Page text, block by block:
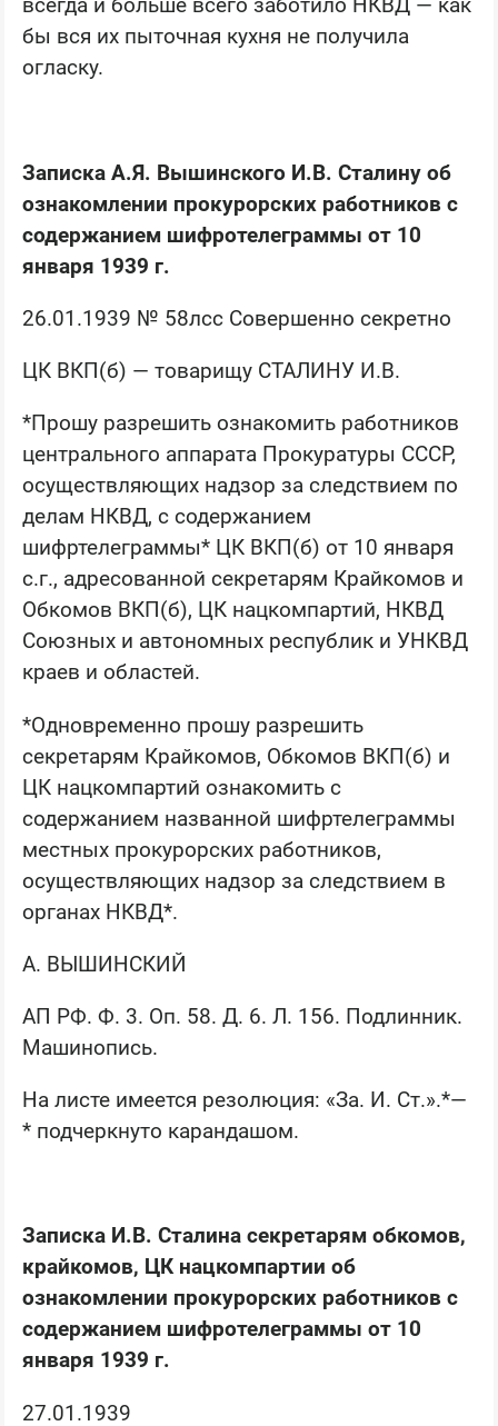
всегда и больше всего заботило НКВД — как
бы вся их пыточная кухня не получила
огласку.
Записка А.Я. Вышинского И.В. Сталину об
ознакомлении прокурорских работников с
содержанием шифротелеграммы от 10
января 1939 г.
26.01.1939 № 58лсс Совершенно секретно
ЦК ВКП(б) — товарищу СТАЛИНУ И.В.
*Прошу разрешить ознакомить работников
центрального аппарата Прокуратуры СССР,
осуществляющих надзор за следствием по
делам НКВД, с содержанием
шифртелеграммы* ЦК ВКП(б) от 10 января
с.г., адресованной секретарям Крайкомов и
Обкомов ВКП(б), ЦК нацкомпартий, НКВД
Союзных и автономных республик и УНКВД
краев и областей.
*Одновременно прошу разрешить
секретарям Крайкомов, Обкомов ВКП(б) и
ЦК нацкомпартий ознакомить с
содержанием названной шифртелеграммы
местных прокурорских работников,
осуществляющих надзор за следствием в
органах НКВД*.
А. ВЫШИНСКИЙ
АП РФ. Ф. 3. Оп. 58. Д. 6. Л. 156. Подлинник.
Машинопись.
На листе имеется резолюция: «За. И. Ст.».*—
* подчеркнуто карандашом.
Записка И.В. Сталина секретарям обкомов,
крайкомов, ЦК нацкомпартии об
ознакомлении прокурорских работников с
содержанием шифротелеграммы от 10
января 1939 г.
27.01.1939